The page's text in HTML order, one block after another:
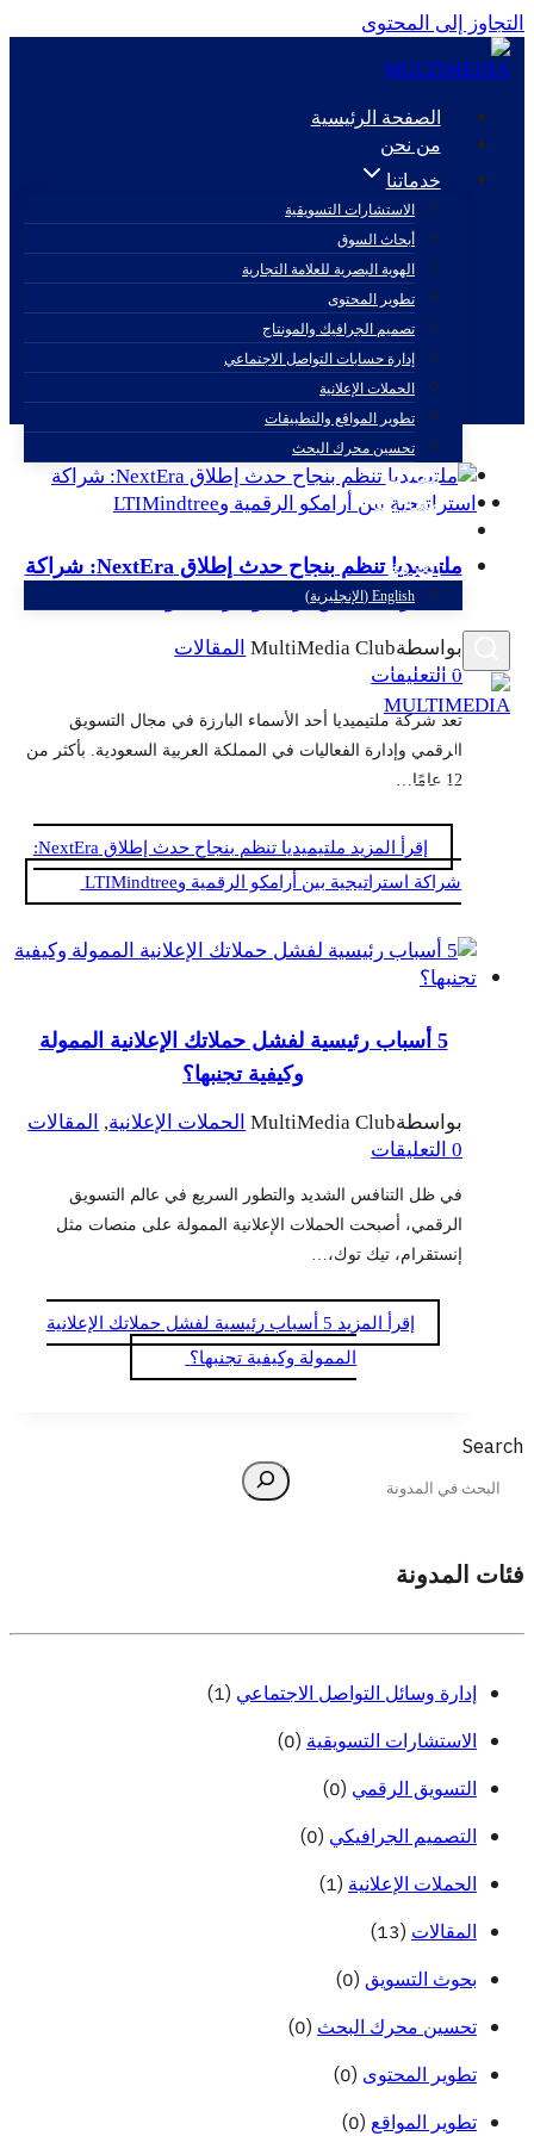
التجاوز إلى المحتوى
الصفحة الرئيسية
من نحن
خدماتنا
الاستشارات التسويقية
أبحاث السوق
الهوية البصرية للعلامة التجارية
تطوير المحتوى
تصميم الجرافيك والمونتاج
إدارة حسابات التواصل الاجتماعي
الحملات الإعلانية
تطوير المواقع والتطبيقات
تحسين محرك البحث
مقالات
مشاريعنا
العربية
English
( الإنجليزية)
بلومبرغ
ملتيميديا تنظم بنجاح حدث إطلاق NextEra: شراكة
استراتيجية بين أرامكو الرقمية وLTIMindtree
بواسطةMultiMedia Club المقالات
0 التعليقات
تعد شركة ملتيميديا أحد الأسماء البارزة في مجال التسويق
الرقمي وإدارة الفعاليات في المملكة العربية السعودية. بأكثر من
12 عامًا…
إقرأ المزيد
ملتيميديا تنظم بنجاح حدث إطلاق NextEra:
شراكة استراتيجية بين أرامكو الرقمية وLTIMindtree
5 أسباب رئيسية لفشل حملاتك الإعلانية الممولة
وكيفية تجنبها؟
بواسطةMultiMedia Club الحملات الإعلانية, المقالات
0 التعليقات
في ظل التنافس الشديد والتطور السريع في عالم التسويق
الرقمي، أصبحت الحملات الإعلانية الممولة على منصات مثل
إنستقرام، تيك توك،…
إقرأ المزيد
5 أسباب رئيسية لفشل حملاتك الإعلانية
الممولة وكيفية تجنبها؟
Search
فئات المدونة
إدارة وسائل التواصل الاجتماعي (1)
الاستشارات التسويقية (0)
التسويق الرقمي (0)
التصميم الجرافيكي (0)
الحملات الإعلانية (1)
المقالات (13)
بحوث التسويق (0)
تحسين محرك البحث (0)
تطوير المحتوى (0)
تطوير المواقع (0)